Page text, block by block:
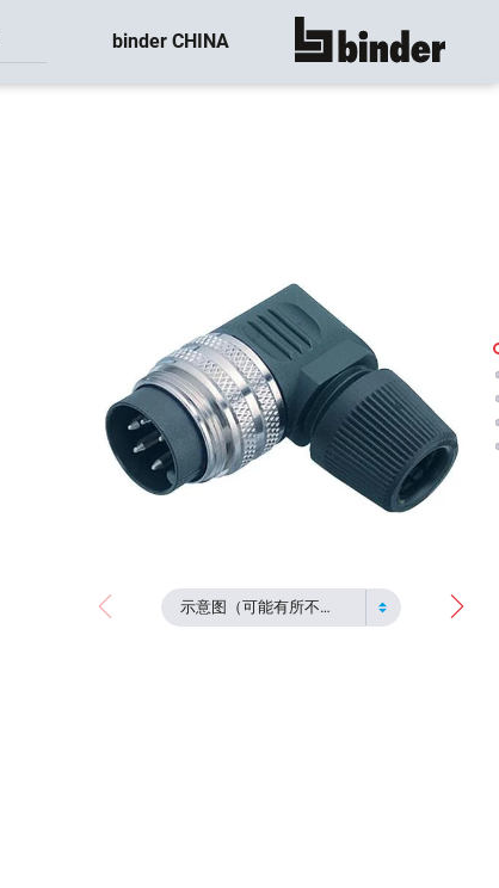
binder CHINA 显示所有
示意图（可能有所不同）